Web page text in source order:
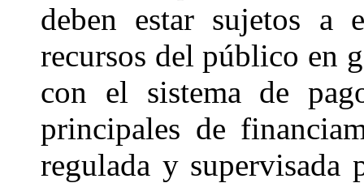
deben estar sujetos a
recursos del público en
con el sistema de
principales de
regulada y supervisada